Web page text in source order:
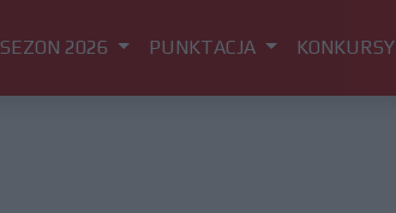
SEZON 2026 PUNKTACJA KONKURSY